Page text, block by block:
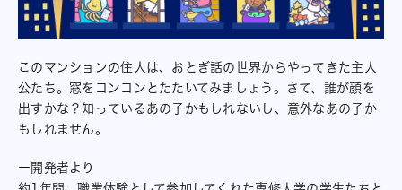
このマンションの住人は、おとぎ話の世界からやってきた主人
公たち。窓をコンコンとたたいてみましょう。さて、誰が顔を
出すかな？知っているあの子かもしれないし、意外なあの子か
もしれません。
ー開発者より